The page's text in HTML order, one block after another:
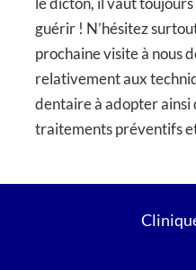
guérir ! N’hésitez
prochaine visite à nous
relativement aux
dentaire à adopter ainsi
traitements préventifs